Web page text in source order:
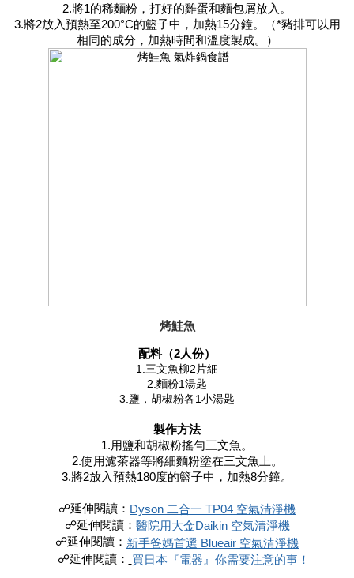
2.將1的稀麵粉，打好的雞蛋和麵包屑放入。
3.將2放入預熱至200°C的籃子中，加熱15分鐘。（*豬排可以用
相同的成分，加熱時間和溫度製成。）
烤鮭魚
配料（2人份）
1.三文魚柳2片細
2.麵粉1湯匙
3.鹽，胡椒粉各1小湯匙
製作方法
1.用鹽和胡椒粉搖勻三文魚。
2.使用濾茶器等將細麵粉塗在三文魚上。
3.將2放入預熱180度的籃子中，加熱8分鐘。
☍延伸閱讀： Dyson 二合一 TP04 空氣清淨機
☍延伸閱讀： 醫院用大金Daikin 空氣清淨機
☍延伸閱讀： 新手爸媽首選 Blueair 空氣清淨機
    ☍延伸閱讀：
買日本『電器』你需要注意的事！